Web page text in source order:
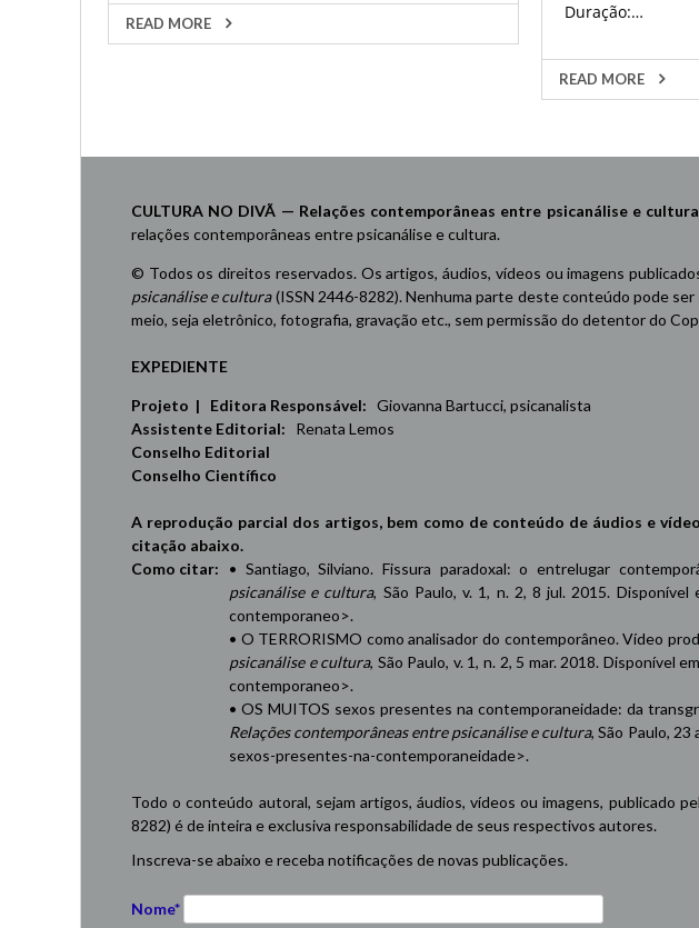
READ MORE
Duração:…
READ MORE
CULTURA NO DIVÃ — Relações contemporâneas entre psicanálise e cultura
relações contemporâneas entre psicanálise e cultura.
© Todos os direitos reservados. Os artigos, áudios, vídeos ou imagens
psicanálise e cultura(ISSN 2446-8282). Nenhuma parte deste conteúdo pode
meio, seja eletrônico, fotografia, gravação etc., sem permissão do detentor do
EXPEDIENTE
Projeto | Editora Responsável: Giovanna Bartucci, psicanalista
Assistente Editorial: Renata Lemos
Conselho Editorial
Conselho Científico
A reprodução parcial dos artigos, bem como de conteúdo de áudios e
citação abaixo.
Como citar:
• Santiago, Silviano. Fissura paradoxal: o entrelugar
psicanálise e cultura, São Paulo, v. 1, n. 2, 8 jul. 2015. Disponível
contemporaneo>.
• O TERRORISMO como analisador do contemporâneo. Vídeo
psicanálise e cultura, São Paulo, v. 1, n. 2, 5 mar. 2018. Disponível
contemporaneo>.
• OS MUITOS sexos presentes na contemporaneidade: da
Relações contemporâneas entre psicanálise e cultura, São Paulo, 23
sexos-presentes-na-contemporaneidade>.
Todo o conteúdo autoral, sejam artigos, áudios, vídeos ou imagens, publicado
8282) é de inteira e exclusiva responsabilidade de seus respectivos autores.
Inscreva-se abaixo e receba notificações de novas publicações.
Nome*